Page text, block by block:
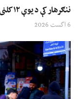
ننګرهار کې د یوې ۱۲ کلنۍ نجلۍ جسد موندل شوی
6 اگست 2026